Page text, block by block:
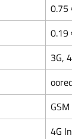
0.75
0.19
3G,
4G